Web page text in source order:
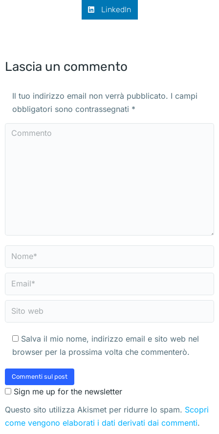
LinkedIn
Lascia un commento
Il tuo indirizzo email non verrà pubblicato. I campi
obbligatori sono contrassegnati *
Commento
Nome *
Email *
Sito web
Salva il mio nome, indirizzo email e sito web nel
browser per la prossima volta che commenterò.
Commenti sul post
Sign me up for the newsletter
Questo sito utilizza Akismet per ridurre lo spam. Scopri
come vengono elaborati i dati derivati dai commenti.